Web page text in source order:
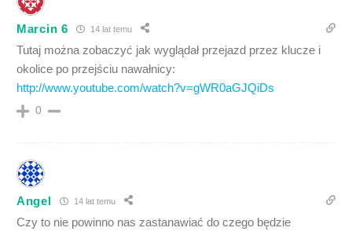
Marcin 6 14 lat temu
Tutaj można zobaczyć jak wyglądał przejazd przez klucze i
okolice po przejściu nawałnicy:
http://www.youtube.com/watch?v=gWR0aGJQiDs
0
Angel 14 lat temu
Czy to nie powinno nas zastanawiać do czego będzie